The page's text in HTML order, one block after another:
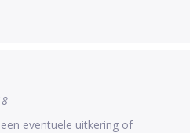
eventuele uitkering of